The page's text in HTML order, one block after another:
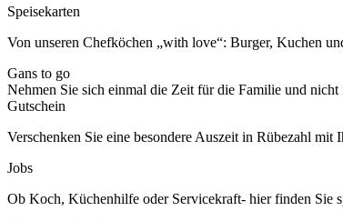
Speisekarten
Von unseren Chefköchen „with love“: Burger, Kuchen
Gans to go
Nehmen Sie sich einmal die Zeit für die Familie und
Gutschein
Verschenken Sie eine besondere Auszeit in Rübezahl
Jobs
Ob Koch, Küchenhilfe oder Servicekraft- hier finden Sie